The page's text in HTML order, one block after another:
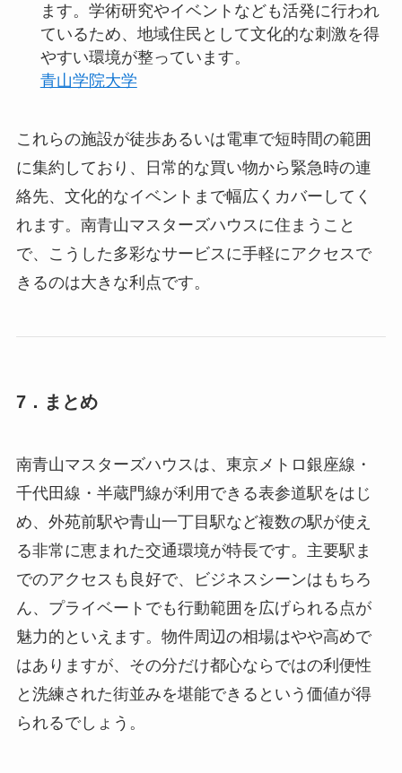
ます。学術研究やイベントなども活発に行われ
ているため、地域住民として文化的な刺激を得
やすい環境が整っています。
青山学院大学
これらの施設が徒歩あるいは電車で短時間の範囲
に集約しており、日常的な買い物から緊急時の連
絡先、文化的なイベントまで幅広くカバーしてく
れます。南青山マスターズハウスに住まうこと
で、こうした多彩なサービスに手軽にアクセスで
きるのは大きな利点です。
7．まとめ
南青山マスターズハウスは、東京メトロ銀座線・
千代田線・半蔵門線が利用できる表参道駅をはじ
め、外苑前駅や青山一丁目駅など複数の駅が使え
る非常に恵まれた交通環境が特長です。主要駅ま
でのアクセスも良好で、ビジネスシーンはもちろ
ん、プライベートでも行動範囲を広げられる点が
魅力的といえます。物件周辺の相場はやや高めで
はありますが、その分だけ都心ならではの利便性
と洗練された街並みを堪能できるという価値が得
られるでしょう。